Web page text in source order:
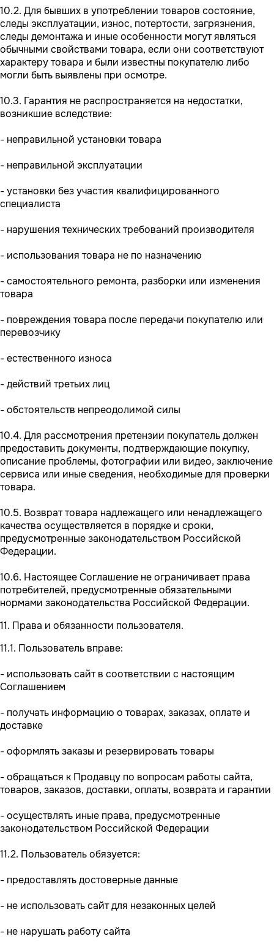
10.2. Для бывших в употреблении товаров состояние,
следы эксплуатации, износ, потертости, загрязнения,
следы демонтажа и иные особенности могут являться
обычными свойствами товара, если они соответствуют
характеру товара и были известны покупателю либо
могли быть выявлены при осмотре.
10.3. Гарантия не распространяется на недостатки,
возникшие вследствие:
- неправильной установки товара
- неправильной эксплуатации
- установки без участия квалифицированного
специалиста
- нарушения технических требований производителя
- использования товара не по назначению
- самостоятельного ремонта, разборки или изменения
товара
- повреждения товара после передачи покупателю или
перевозчику
- естественного износа
- действий третьих лиц
- обстоятельств непреодолимой силы
10.4. Для рассмотрения претензии покупатель должен
предоставить документы, подтверждающие покупку,
описание проблемы, фотографии или видео, заключение
сервиса или иные сведения, необходимые для проверки
товара.
10.5. Возврат товара надлежащего или ненадлежащего
качества осуществляется в порядке и сроки,
предусмотренные законодательством Российской
Федерации.
10.6. Настоящее Соглашение не ограничивает права
потребителей, предусмотренные обязательными
нормами законодательства Российской Федерации.
11. Права и обязанности пользователя.
11.1. Пользователь вправе:
- использовать сайт в соответствии с настоящим
Соглашением
- получать информацию о товарах, заказах, оплате и
доставке
- оформлять заказы и резервировать товары
- обращаться к Продавцу по вопросам работы сайта,
товаров, заказов, доставки, оплаты, возврата и гарантии
- осуществлять иные права, предусмотренные
законодательством Российской Федерации
11.2. Пользователь обязуется:
- предоставлять достоверные данные
- не использовать сайт для незаконных целей
- не нарушать работу сайта